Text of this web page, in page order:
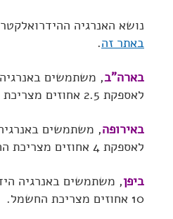
נושא האנרגיה
באתר זה.
בארה"ב, משתמשים
לאספקת 2.5 אחוזים מצריכת החשמל.
באירופה, משתמשים
לאספקת 4 אחוזים מצריכת החשמל.
ביפן, משתמשים באנרגיה
10 אחוזים מצריכת החשמל.